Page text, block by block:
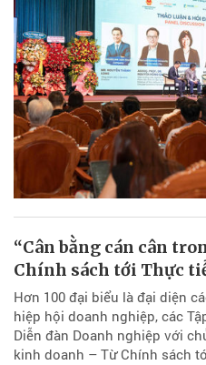
“Cân bằng cán cân
Chính sách tới Thực
Hơn 100 đại biểu là đại diện
hiệp hội doanh nghiệp, các
Diễn đàn Doanh nghiệp với
kinh doanh – Từ Chính sách